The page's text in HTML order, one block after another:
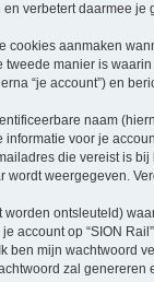
verbetert daarmee je
aanmaken
manier is
“je account”) en
naam
voor je
die vereist is
weergegeven.
ontsleuteld)
account op “SION
ben mijn wachtwoord
zal